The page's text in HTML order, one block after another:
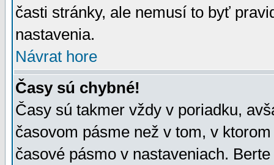
časti stránky, ale nemusí to byť
nastavenia.
Návrat hore
Časy sú chybné!
Časy sú takmer vždy v poriadku,
časovom pásme než v tom, v
časové pásmo v nastaveniach.